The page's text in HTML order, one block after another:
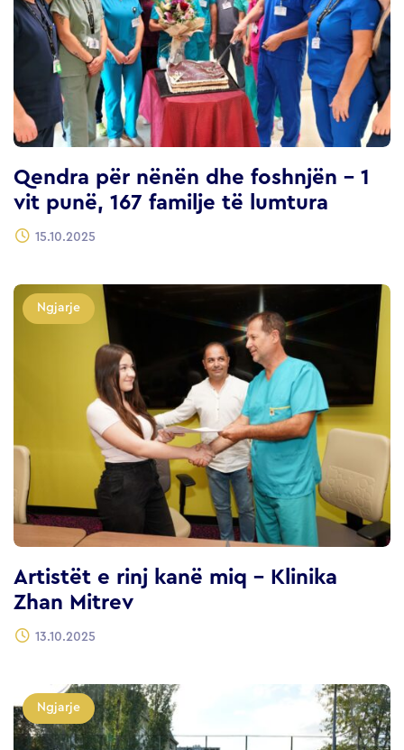
Qendra për nënën dhe foshnjën – 1
vit punë, 167 familje të lumtura
15.10.2025
Ngjarje
Artistët e rinj kanë miq – Klinika
Zhan Mitrev
13.10.2025
Ngjarje